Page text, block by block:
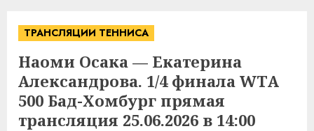
ТРАНСЛЯЦИИ ТЕННИСА
Наоми Осака — Екатерина
Александрова. 1/4 финала WTA
500 Бад-Хомбург прямая
трансляция 25.06.2026 в 14:00